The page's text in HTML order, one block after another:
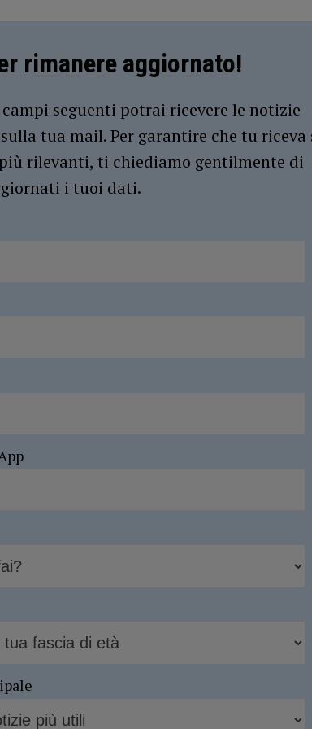
rimanere aggiornato!
seguenti potrai ricevere le notizie
tua mail. Per garantire che tu riceva
rilevanti, ti chiediamo gentilmente di
i tuoi dati.